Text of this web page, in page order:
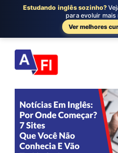
para
conteúdo
Estudando inglês sozinho?
para evoluir mais
Ver melhores